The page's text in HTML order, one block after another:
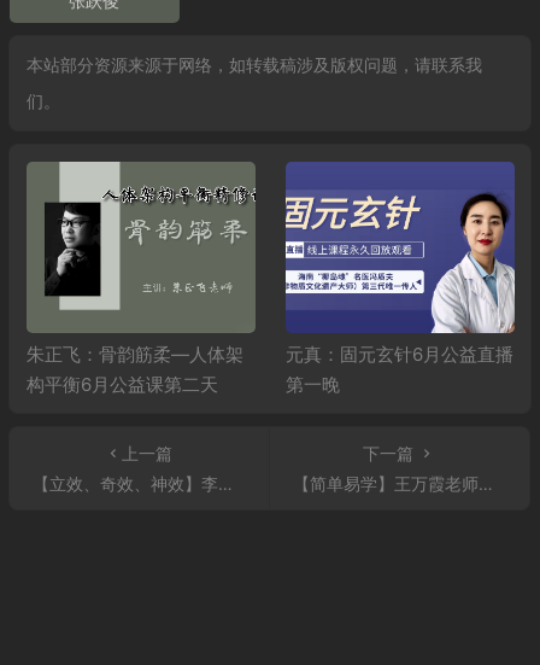
本站部分资源来源于网络，如转载稿涉及版权问题，请联系我
们。
朱正飞：骨韵筋柔—人体架
构平衡6月公益课第二天
元真：固元玄针6月公益直播
第一晚
上一篇
【立效、奇效、神效】李敏老师讲解祛痘、美白、祛斑、头晕目眩、顽固抽筋绝技！
下一篇
【简单易学】王万霞老师八关骨脉诊一脉诊断与治疗脑瘤，鼻癌，咽喉癌！